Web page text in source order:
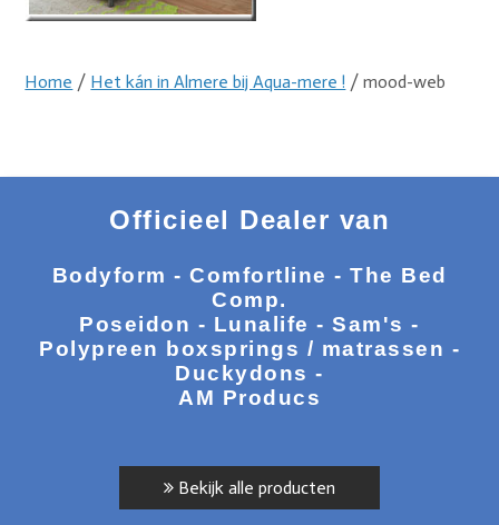
Home / Het kán in Almere bij Aqua-mere ! / mood-web
Officieel Dealer van
Bodyform - Comfortline - The Bed
Comp.
Poseidon - Lunalife - Sam's -
Polypreen boxsprings / matrassen -
Duckydons -
AM Producs
Bekijk alle producten